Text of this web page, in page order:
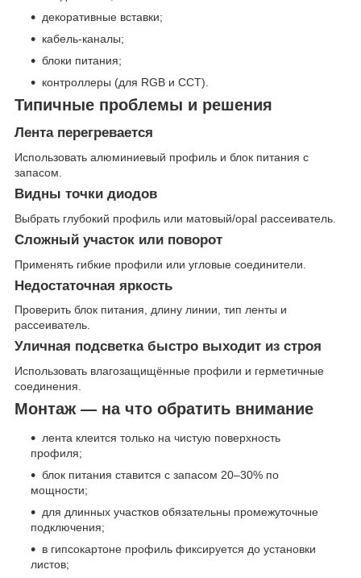
декоративные вставки;
кабель-каналы;
блоки питания;
контроллеры (для RGB и CCT).
Типичные проблемы и решения
Лента перегревается
Использовать алюминиевый профиль и блок питания с
запасом.
Видны точки диодов
Выбрать глубокий профиль или матовый/opal рассеиватель.
Сложный участок или поворот
Применять гибкие профили или угловые соединители.
Недостаточная яркость
Проверить блок питания, длину линии, тип ленты и
рассеиватель.
Уличная подсветка быстро выходит из строя
Использовать влагозащищённые профили и герметичные
соединения.
Монтаж — на что обратить внимание
лента клеится только на чистую поверхность
профиля;
блок питания ставится с запасом 20–30% по
мощности;
для длинных участков обязательны промежуточные
подключения;
в гипсокартоне профиль фиксируется до установки
листов;